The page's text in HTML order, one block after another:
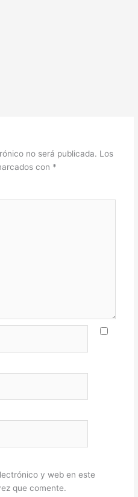
no será publicada. Los
con *
y web en este
que comente.